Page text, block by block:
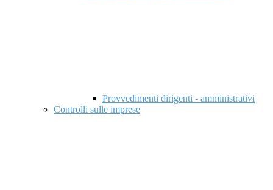
Provvedimenti dirigenti - amministrativi
Controlli sulle imprese